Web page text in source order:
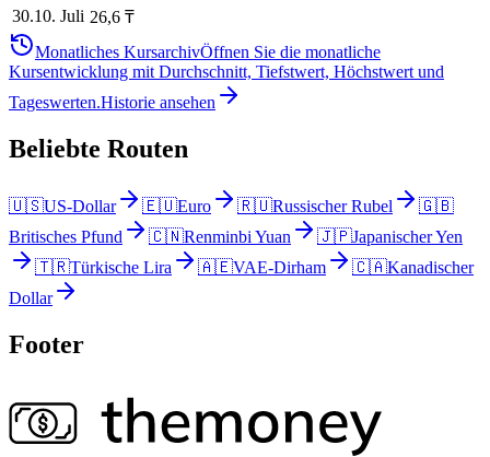
30.10. Juli 26,6 ₸
Monatliches KursarchivÖffnen Sie die monatliche
Kursentwicklung mit Durchschnitt, Tiefstwert, Höchstwert und
Tageswerten.Historie ansehen
Beliebte Routen
🇺🇸US-Dollar 🇪🇺Euro 🇷🇺Russischer Rubel
🇬🇧
Britisches Pfund
🇨🇳Renminbi Yuan 🇯🇵Japanischer Yen
🇹🇷Türkische Lira 🇦🇪VAE-Dirham 🇨🇦Kanadischer
Dollar
Footer